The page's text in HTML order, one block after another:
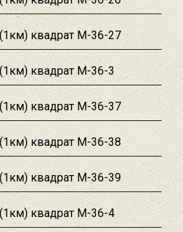
квадрат M-36-27
квадрат M-36-3
квадрат M-36-37
квадрат M-36-38
квадрат M-36-39
квадрат M-36-4